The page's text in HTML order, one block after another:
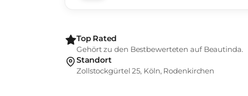
Top Rated
Gehört zu den Bestbewerteten auf Beautinda.
Standort
Zollstockgürtel 25, Köln, Rodenkirchen